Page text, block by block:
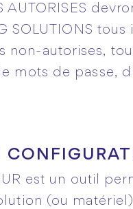
AUTORISES
SOLUTIONS
non-autorises,
mots de passe,
est un outil
(ou